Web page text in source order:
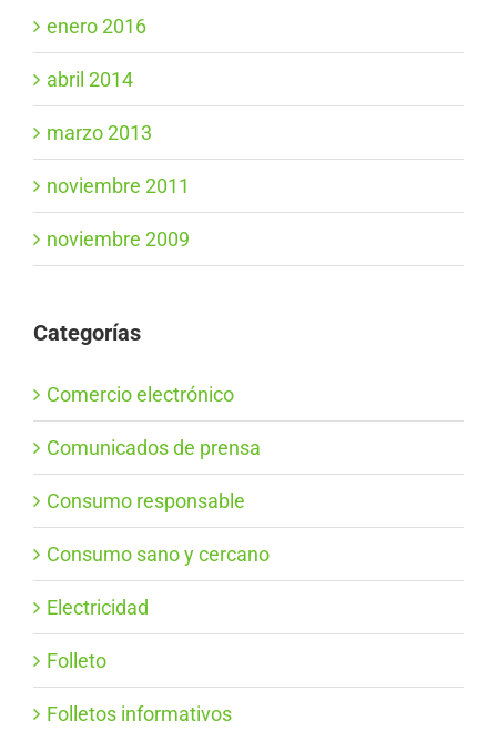
enero 2016
abril 2014
marzo 2013
noviembre 2011
noviembre 2009
Categorías
Comercio electrónico
Comunicados de prensa
Consumo responsable
Consumo sano y cercano
Electricidad
Folleto
Folletos informativos